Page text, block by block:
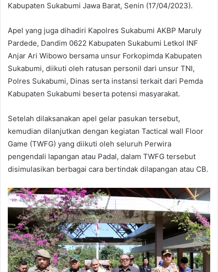
Kabupaten Sukabumi Jawa Barat, Senin (17/04/2023).
Apel yang juga dihadiri Kapolres Sukabumi AKBP Maruly
Pardede, Dandim 0622 Kabupaten Sukabumi Letkol INF
Anjar Ari Wibowo bersama unsur Forkopimda Kabupaten
Sukabumi, diikuti oleh ratusan personil dari unsur TNI,
Polres Sukabumi, Dinas serta instansi terkait dari Pemda
Kabupaten Sukabumi beserta potensi masyarakat.
Setelah dilaksanakan apel gelar pasukan tersebut,
kemudian dilanjutkan dengan kegiatan Tactical wall Floor
Game (TWFG) yang diikuti oleh seluruh Perwira
pengendali lapangan atau Padal, dalam TWFG tersebut
disimulasikan berbagai cara bertindak dilapangan atau CB.